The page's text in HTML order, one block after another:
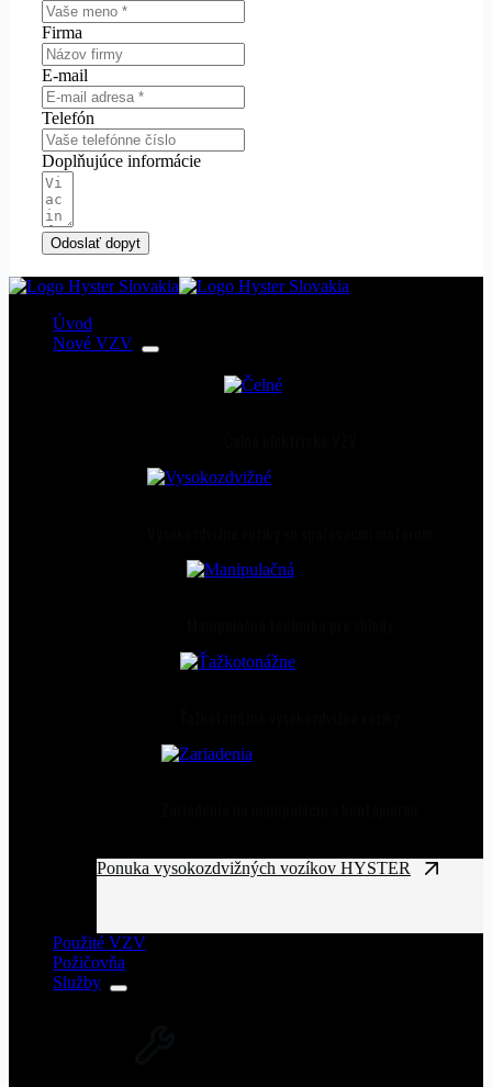
Firma
E-mail
Telefón
Doplňujúce informácie
Odoslať dopyt
Úvod
Nové VZV
Ponuka vysokozdvižných vozíkov HYSTER
Použité VZV
Požičovňa
Služby